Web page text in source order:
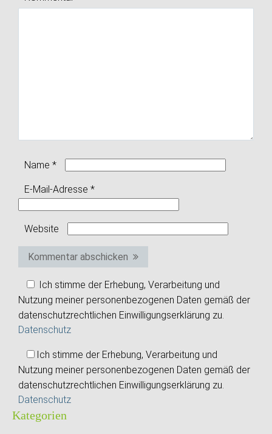
Name *
E-Mail-Adresse *
Website
Kommentar abschicken
Ich stimme der Erhebung, Verarbeitung und
Nutzung meiner personenbezogenen Daten gemäß der
datenschutzrechtlichen Einwilligungserklärung zu.
Datenschutz
Ich stimme der Erhebung, Verarbeitung und
Nutzung meiner personenbezogenen Daten gemäß der
datenschutzrechtlichen Einwilligungserklärung zu.
Datenschutz
Kategorien